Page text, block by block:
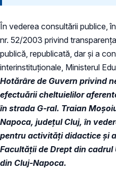
În vederea consultării publice,
nr. 52/2003 privind
publică, republicată, dar și a
interinstituționale, Ministerul
Hotărâre de Guvern privind
efectuării cheltuielilor
în strada G-ral. Traian
Napoca, județul Cluj, în
pentru activități didactice și
Facultății de Drept din
din Cluj-Napoca.